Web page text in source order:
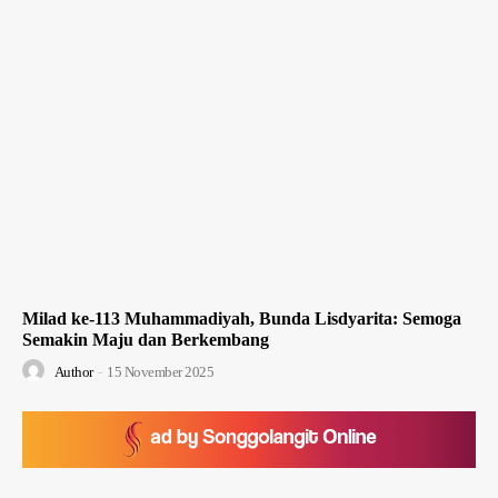
Milad ke-113 Muhammadiyah, Bunda Lisdyarita: Semoga
Semakin Maju dan Berkembang
Author - 15 November 2025